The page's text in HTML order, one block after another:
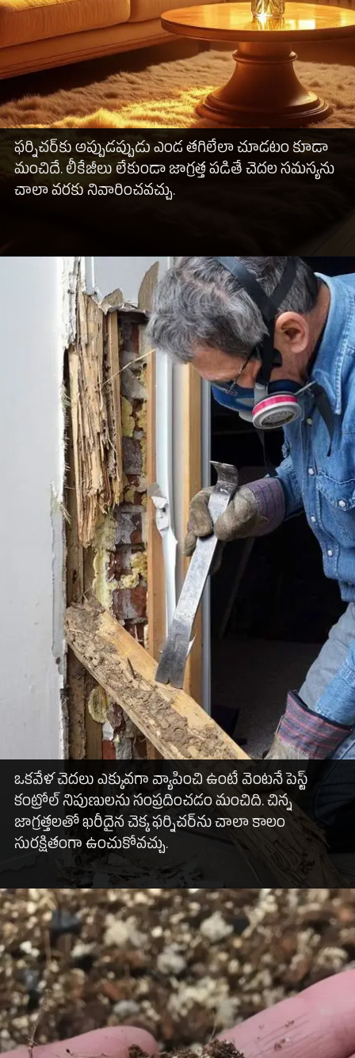
ఫర్నిచర్‌కు అప్పుడప్పుడు ఎండ తగిలేలా చూడటం కూడా
మంచిదే. లీకేజీలు లేకుండా జాగ్రత్త పడితే చెదల సమస్యను
చాలా వరకు నివారించవచ్చు.
ఒకవేళ చెదలు ఎక్కువగా వ్యాపించి ఉంటే వెంటనే పెస్ట్
కంట్రోల్ నిపుణులను సంప్రదించడం మంచిది. చిన్న
జాగ్రత్తలతో ఖరీదైన చెక్క ఫర్నిచర్‌ను చాలా కాలం
సురక్షితంగా ఉంచుకోవచ్చు.